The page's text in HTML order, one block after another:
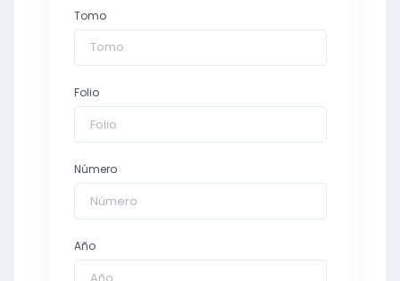
Tomo
Folio
Número
Año